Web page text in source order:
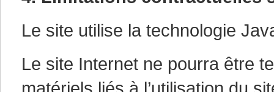
Le site utilise la technologie
Le site Internet ne pourra être